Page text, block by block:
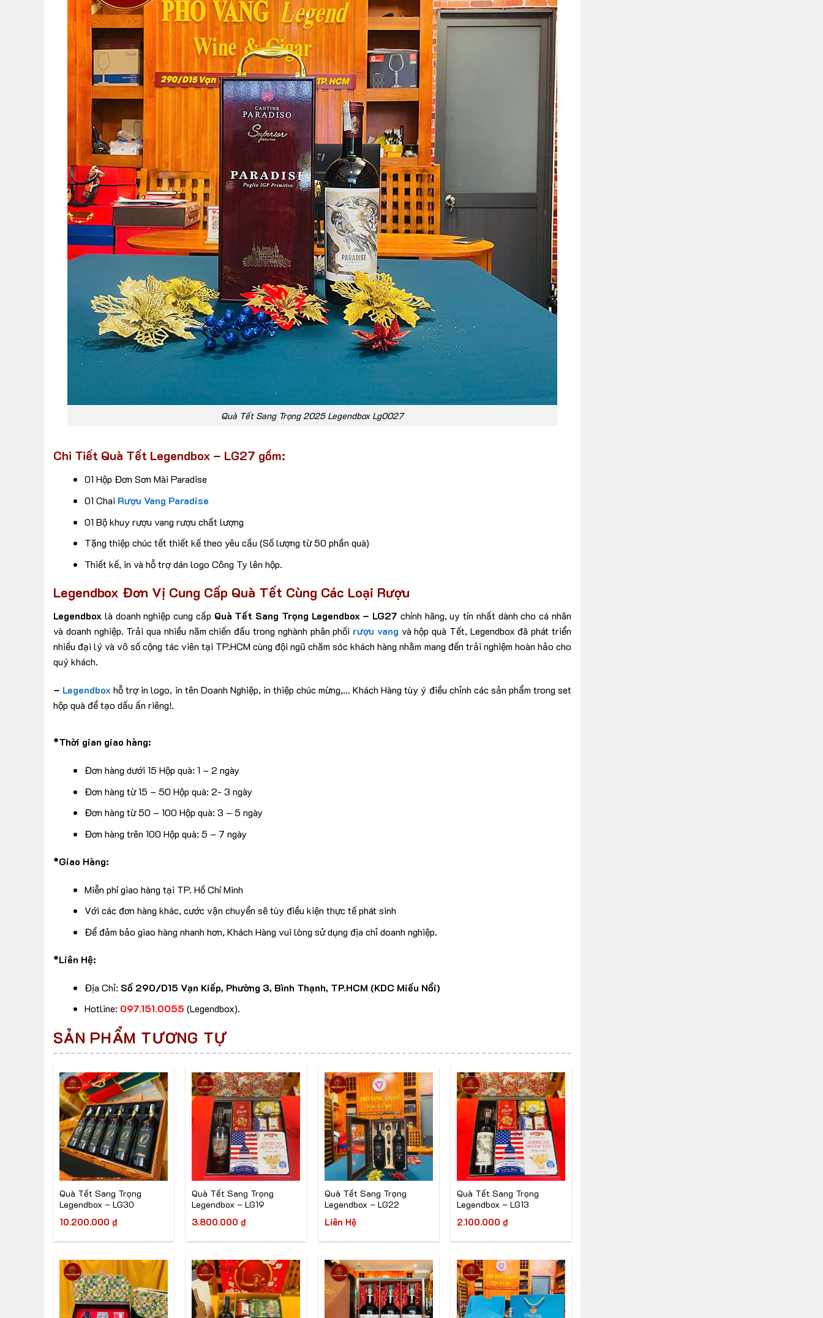
Quà Tết Sang Trọng 2025 Legendbox Lg0027
Chi Tiết Quà Tết Legendbox – LG27 gồm:
01 Hộp Đơn Sơn Mài Paradise
01 Chai Rượu Vang Paradise
01 Bộ khuy rượu vang rượu chất lượng
Tặng thiệp chúc tết thiết kế theo yêu cầu (Số lượng từ 50 phần quà)
Thiết kế, in và hỗ trợ dán logo Công Ty lên hộp.
Legendbox Đơn Vị Cung Cấp Quà Tết Cùng Các Loại Rượu
Legendbox là doanh nghiệp cung cấp Quà Tết Sang Trọng Legendbox – LG27 chính hãng, uy tín nhất dành cho cá nhân
và doanh nghiệp. Trải qua nhiều năm chiến đấu trong nghành phân phối rượu vang và hộp quà Tết, Legendbox đã phát triển
nhiều đại lý và vô số cộng tác viên tại TP.HCM cùng đội ngũ chăm sóc khách hàng nhằm mang đến trải nghiệm hoàn hảo cho
quý khách.
– Legendbox hỗ trợ in logo, in tên Doanh Nghiệp, in thiệp chúc mừng,… Khách Hàng tùy ý điều chỉnh các sản phẩm trong set
hộp quà để tạo dấu ấn riêng!.
*Thời gian giao hàng:
Đơn hàng dưới 15 Hộp quà: 1 – 2 ngày
Đơn hàng từ 15 – 50 Hộp quà: 2- 3 ngày
Đơn hàng từ 50 – 100 Hộp quà: 3 – 5 ngày
Đơn hàng trên 100 Hộp quà: 5 – 7 ngày
*Giao Hàng:
Miễn phí giao hàng tại TP. Hồ Chí Minh
Với các đơn hàng khác, cước vận chuyển sẽ tùy điều kiện thực tế phát sinh
Để đảm bảo giao hàng nhanh hơn, Khách Hàng vui lòng sử dụng địa chỉ doanh nghiệp.
*Liên Hệ:
Địa Chỉ: Số 290/D15 Vạn Kiếp, Phường 3, Bình Thạnh, TP.HCM (KDC Miếu Nổi)
Hotline: 097.151.0055 (Legendbox).
SẢN PHẨM TƯƠNG TỰ
Quà Tết Sang Trọng
Legendbox – LG30
10.200.000 ₫
Quà Tết Sang Trọng
Legendbox – LG19
3.800.000₫
Quà Tết Sang Trọng
Legendbox – LG22
Liên Hệ
Quà Tết Sang Trọng
Legendbox – LG13
2.100.000₫